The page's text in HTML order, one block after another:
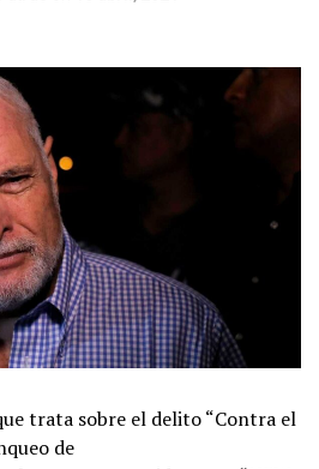
trata sobre el delito “Contra el
de